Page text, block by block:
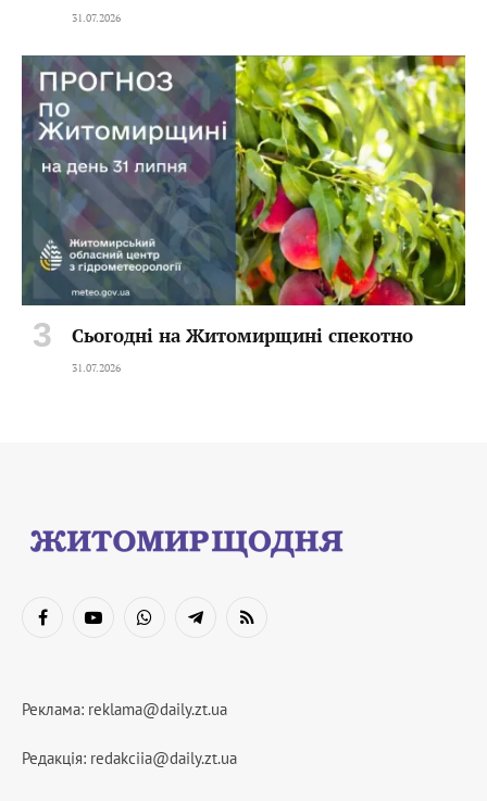
31.07.2026
Сьогодні на Житомирщині спекотно
31.07.2026
FacebookYouTubeWhatsAppTelegramRSS
Реклама: reklama@daily.zt.ua
Редакція: redakciia@daily.zt.ua